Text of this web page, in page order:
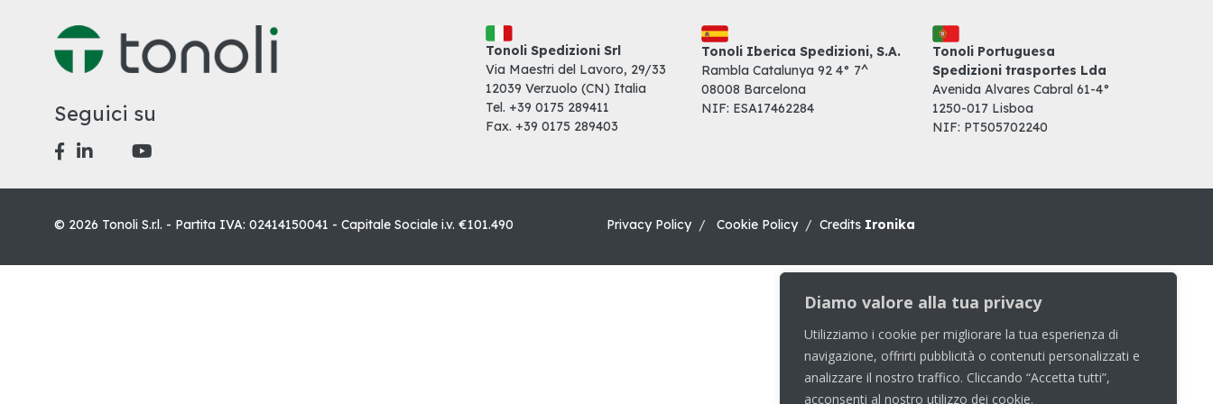
Diamo valore alla tua privacy
Utilizziamo i cookie per migliorare la tua esperienza di
navigazione, offrirti pubblicità o contenuti personalizzati e
analizzare il nostro traffico. Cliccando “Accetta tutti”,
acconsenti al nostro utilizzo dei cookie.
Seguici su
Tonoli Spedizioni Srl
Via Maestri del Lavoro, 29/33
12039 Verzuolo (CN) Italia
Tel. +390175 289411
Fax. +390175 289403
Tonoli Iberica Spedizioni, S.A.
Rambla Catalunya 92 4° 7^
08008 Barcelona
NIF: ESA17462284
Tonoli Portuguesa
Spedizioni trasportes Lda
Avenida Alvares Cabral 61-4°
1250-017 Lisboa
NIF: PT505702240
© 2026 Tonoli S.r.l. - Partita IVA: 02414150041 - Capitale Sociale i.v. €101.490 Privacy Policy / Cookie Policy / Credits Ironika